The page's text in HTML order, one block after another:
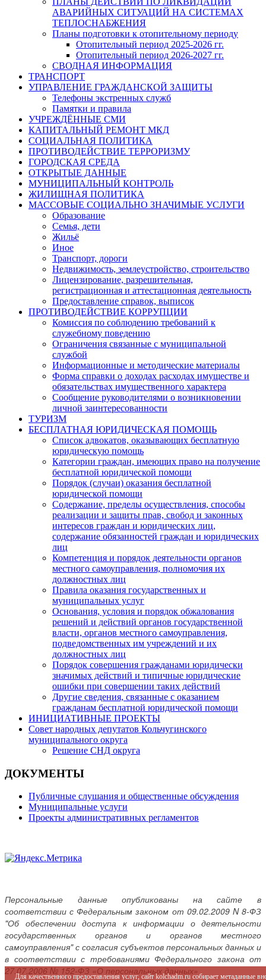
АВАРИЙНЫХ СИТУАЦИЙ НА СИСТЕМАХ
ТЕПЛОСНАБЖЕНИЯ
Планы подготовки к отопительному периоду
Отопительный период 2025-2026 гг.
Отопительный период 2026-2027 гг.
СВОДНАЯ ИНФОРМАЦИЯ
ТРАНСПОРТ
УПРАВЛЕНИЕ ГРАЖДАНСКОЙ ЗАЩИТЫ
Телефоны экстренных служб
Памятки и правила
УЧРЕЖДЁННЫЕ СМИ
КАПИТАЛЬНЫЙ РЕМОНТ МКД
СОЦИАЛЬНАЯ ПОЛИТИКА
ПРОТИВОДЕЙСТВИЕ ТЕРРОРИЗМУ
ГОРОДСКАЯ СРЕДА
ОТКРЫТЫЕ ДАННЫЕ
МУНИЦИПАЛЬНЫЙ КОНТРОЛЬ
ЖИЛИЩНАЯ ПОЛИТИКА
МАССОВЫЕ СОЦИАЛЬНО ЗНАЧИМЫЕ УСЛУГИ
Образование
Семья, дети
Жильё
Иное
Транспорт, дороги
Недвижимость, землеустройство, строительство
Лицензирование, разрешительная,
регистрационная и аттестационная деятельность
Предоставление справок, выписок
ПРОТИВОДЕЙСТВИЕ КОРРУПЦИИ
Комиссия по соблюдению требований к
служебному поведению
Ограничения связанные с муниципальной
службой
Информационные и методические материалы
Форма справки о доходах расходах имуществе и
обязательствах имущественного характера
Сообщение руководителями о возникновении
личной заинтересованности
ТУРИЗМ
БЕСПЛАТНАЯ ЮРИДИЧЕСКАЯ ПОМОЩЬ
Список адвокатов, оказывающих бесплатную
юридическую помощь
Категории граждан, имеющих право на получение
бесплатной юридической помощи
Порядок (случаи) оказания бесплатной
юридической помощи
Содержание, пределы осуществления, способы
реализации и защиты прав, свобод и законных
интересов граждан и юридических лиц,
содержание обязанностей граждан и юридических
лиц
Компетенция и порядок деятельности органов
местного самоуправления, полномочия их
должностных лиц
Правила оказания государственных и
муниципальных услуг
Основания, условия и порядок обжалования
решений и действий органов государственной
власти, органов местного самоуправления,
подведомственных им учреждений и их
должностных лиц
Порядок совершения гражданами юридически
значимых действий и типичные юридические
ошибки при совершении таких действий
Другие сведения, связанные с оказанием
гражданам бесплатной юридической помощи
ИНИЦИАТИВНЫЕ ПРОЕКТЫ
Совет народных депутатов Кольчугинского
муниципального округа
Решение СНД округа
ДОКУМЕНТЫ
Публичные слушания и общественные обсуждения
Муниципальные услуги
Проекты административных регламентов
Персональные данные опубликованы на сайте в
соответствии с Федеральным законом от 09.02.2009 N 8-ФЗ
"Об обеспечении доступа к информации о деятельности
государственных органов и органов местного
самоуправления" с согласия субъектов персональных данных и
в соответствии с требованиями Федерального закона от
27.07.2006 № 152-ФЗ «О персональных данных»
Для качественного предоставления услуг, сайт kolchadm.ru собирает